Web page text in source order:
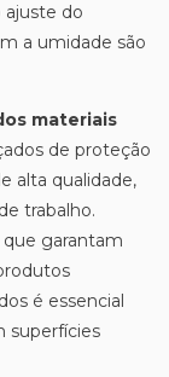
ajuste do
a umidade são
materiais
de proteção
alta qualidade,
trabalho.
garantam
é essencial
superfícies